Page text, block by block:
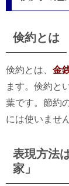
倹約とは
倹約とは、 金
ます。倹約と
葉です。節約
には使いません
表現方法
家」